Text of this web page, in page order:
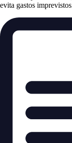
evita gastos